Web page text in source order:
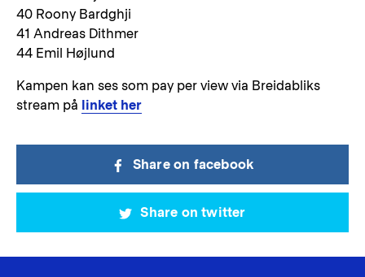
40 Roony Bardghji
41 Andreas Dithmer
44 Emil Højlund
Kampen kan ses som pay per view via Breidabliks
stream på linket her
Share on facebook
Share on twitter